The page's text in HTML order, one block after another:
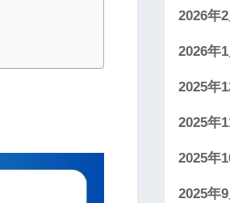
2026年2
2026年1
2025年
2025年
2025年
2025年9